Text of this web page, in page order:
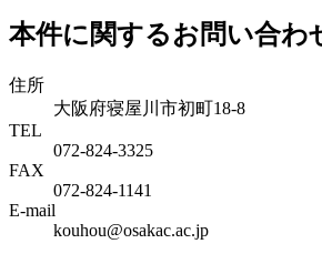
本件に関するお問い合わ
住所
大阪府寝屋川市初町18-8
TEL
072-824-3325
FAX
072-824-1141
E-mail
kouhou@osakac.ac.jp